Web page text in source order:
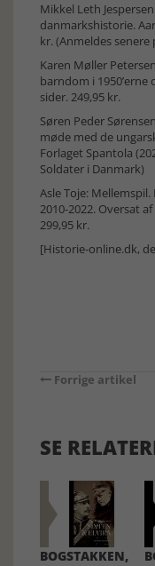
Mikkel Leth
danmarkshistorie.
kr. (Anmeldes
Karen Møller
barndom i 1950’erne
sider. 249,95 kr.
Søren Peder
møde med de
Forlaget Spantola
Soldater i Danmark)
Asle Toje:
2010-2022. Oversat
299,95 kr.
[Historie-online.dk,
Forrige artikel
SE
BOGSTAKKEN,